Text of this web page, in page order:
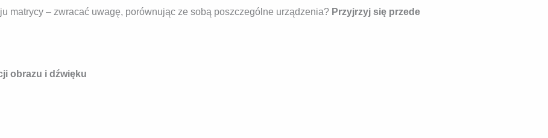
matrycy – zwracać uwagę, porównując ze sobą poszczególne urządzenia? Przyjrzyj się przede
obrazu i dźwięku